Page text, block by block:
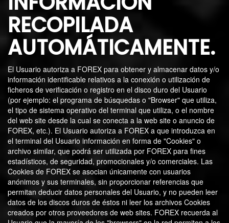
RECOPILADA
AUTOMÁTICAMENTE.
El Usuario autoriza a FOREX para obtener y almacenar datos y/o
información identificable relativos a la conexión o utilización de
ficheros de verificación o registro en el disco duro del Usuario
(por ejemplo: el programa de búsquedas o "Browser" que utiliza,
el tipo de sistema operativo del terminal que utiliza, o el nombre
del web site desde la cual se conecta a la web site o anuncio de
FOREX, etc.). El Usuario autoriza a FOREX a que introduzca en
el terminal del Usuario información en forma de "Cookies" o
archivo similar, que podrá ser utilizada por FOREX para fines
estadísticos, de seguridad, promocionales y/o comerciales. Las
Cookies de FOREX se asocian únicamente con usuarios
anónimos y sus terminales, sin proporcionar referencias que
permitan deducir datos personales del Usuario, y no pueden leer
datos de los discos duros de éstos ni leer los archivos Cookies
creados por otros proveedores de web sites. FOREX recuerda al